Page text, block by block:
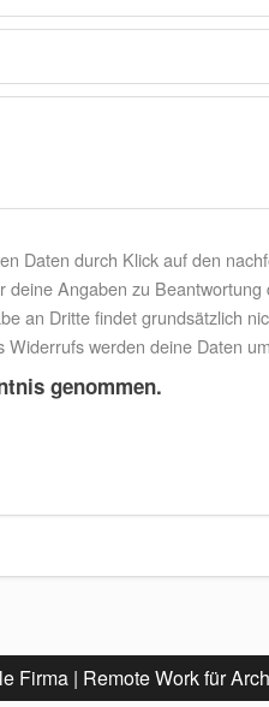
Daten durch Klick auf den
Angaben zu
an Dritte findet grundsätzlich
werden deine Daten
genommen.
Firma | Remote Work für